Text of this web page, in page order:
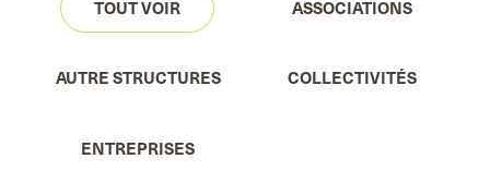
TOUT VOIR ASSOCIATIONS
AUTRE STRUCTURES COLLECTIVITÉS
ENTREPRISES